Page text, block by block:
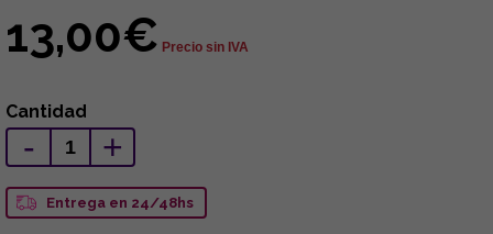
13,00€ Precio sin IVA
Cantidad
- +
Entrega en 24/48hs